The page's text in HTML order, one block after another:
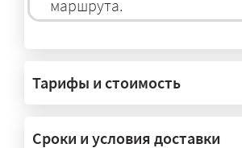
маршрута.
— На тралах и
платформах,
Тарифы и стоимость
Сроки и условия доставки